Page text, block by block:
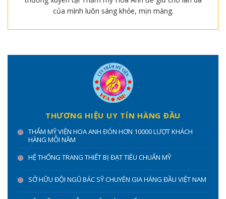
của mình luôn sáng khỏe, mịn màng.
THƯƠNG HIỆU UY TÍN HÀNG ĐẦU
THẨM MỸ VIỆN HOA ANH ĐÓN HƠN 10000 LƯỢT KHÁCH
HÀNG MỖI NĂM
HỆ THỐNG TRANG THIẾT BỊ ĐẠT TIÊU CHUẨN MỸ
SỞ HỮU ĐỘI NGŨ BÁC SỸ CHUYÊN GIA HÀNG ĐẦU VIỆT NAM